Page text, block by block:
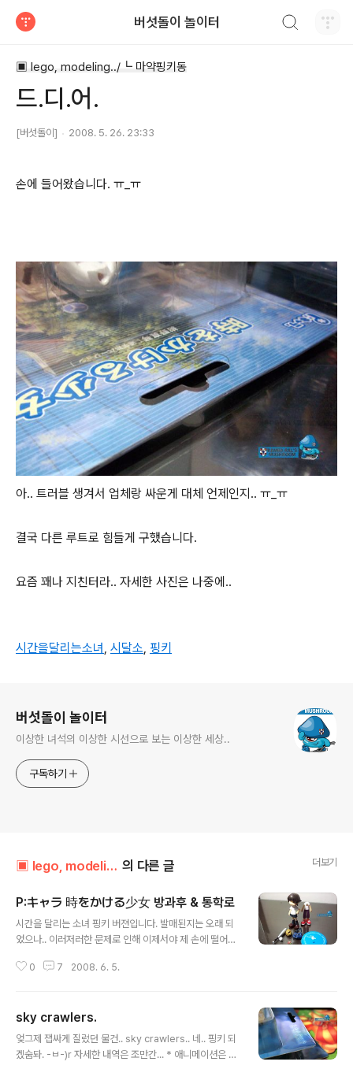
버섯돌이 놀이터
▣ lego, modeling../┗ 마약핑키동
드.디.어.
[버섯돌이] 2008. 5. 26. 23:33
손에 들어왔습니다. ㅠ_ㅠ
아.. 트러블 생겨서 업체랑 싸운게 대체 언제인지.. ㅠ_ㅠ
결국 다른 루트로 힘들게 구했습니다.
요즘 꽤나 지친터라.. 자세한 사진은 나중에..
시간을달리는소녀, 시달소, 핑키
버섯돌이 놀이터
이상한 녀석의 이상한 시선으로 보는 이상한 세상..
구독하기
▣ lego, modeling../┗ 마약핑키동 의 다른 글 더보기
P:キャラ 時をかける少女 방과후 & 통학로
시간을 달리는 소녀 핑키 버젼입니다. 발매된지는 오래 되
었으나.. 이러저러한 문제로 인해 이제서야 제 손에 떨어졌
비가 포함된 방과후 버젼, 하나는 자전거가 포함된 통학로
배트, 글러브, 공이 그것이지요. 기본 교복 복장과 가방은
두 버젼이 동일합니다. 구성품. 위에서 말씀드린 것들에 베
이스 포함입니다. 베이스는 원작의 마스코트와 같은 장면
0 7 2008. 6. 5.
sky crawlers.
엊그제 잽싸게 질렀던 물건.. sky crawlers.. 네.. 핑키 되
겠숨돠. -ㅂ-)r 자세한 내역은 조만간... * 애니메이션은 아